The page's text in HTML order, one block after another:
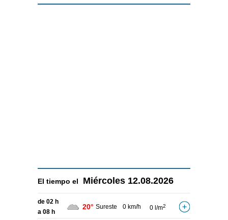
El tiempo el Miércoles 12.08.2026
de 02 h
a 08 h
20° Sureste 0 km/h 0 l/m2